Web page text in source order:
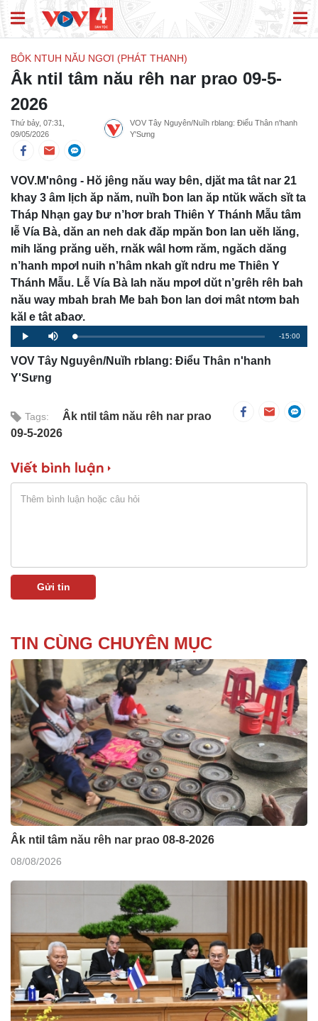
BÔK NTUH NĂU NGƠI (PHÁT THANH)
Âk ntil tâm nău rêh nar prao 09-5-
2026
Thứ bảy, 07:31,
09/05/2026
VOV Tây Nguyên/Nuĭh rblang: Điểu Thân n'hanh
Y'Sưng
VOV.M'nông - Hŏ jêng nău way bên, djăt ma tât nar 21
khay 3 âm lịch ăp năm, nuĭh ƀon lan ăp ntŭk wăch sĭt ta
Tháp Nhạn gay ƀư n’hơr brah Thiên Y Thánh Mẫu tâm
lễ Vía Bà, dăn an neh dak đăp mpăn ƀon lan uĕh lăng,
mih lăng prăng uĕh, rnăk wâl hơm răm, ngăch dăng
n’hanh mpơl nuih n’hâm nkah gĭt ndru me Thiên Y
Thánh Mẫu. Lễ Vía Bà lah nău mpơl dŭt n’grêh rêh bah
nău way mbah brah Me bah ƀon lan dơi mât ntơm bah
kăl e tât aƀaơ.
Play Mute Loaded:
0%
Progress:
0%
Remaining
-15:00
VOV Tây Nguyên/Nuĭh rblang: Điểu Thân n'hanh
Y'Sưng
Tags:
Âk ntil tâm nău rêh nar prao
09-5-2026
Viết bình luận
TIN CÙNG CHUYÊN MỤC
Âk ntil tâm nău rêh nar prao 08-8-2026
08/08/2026